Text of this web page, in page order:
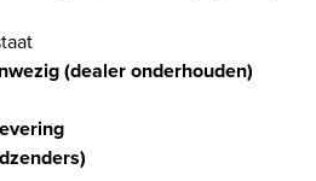
(dealer onderhouden)